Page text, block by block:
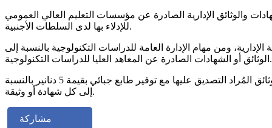
الجديد المتعلق بالمصادقة على الشهادات والوثائق الإدارية الصادرة عن مؤسسات التعليم العالي العمومي
للإدلاء بها لدى السلطات الأجنبية.
ومن مهام الإدارة العامة للدراسات التكنولوجية بالنسبة إلى
الوثائق أو الشهادات الصادرة عن المعاهد العليا للدراسات التكنولوجية.
وللحصول على هذه الخدمة، يتم الاتصال مباشرة برئاسة الجامعة المعنية أو الإدارة العامة للدراسات التكنولوجية وتقديم أصول الشهادات والوثائق المُراد التصديق عليها مع توفير طابع جبائي بقيمة 5 دنانير بالنسبة
إلى كل شهادة أو وثيقة.
مشاركة